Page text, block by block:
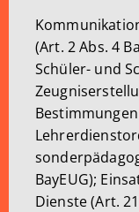
(Art. 2 Abs. 4
Schüler- und
BayEUG);
Dienste (Art.